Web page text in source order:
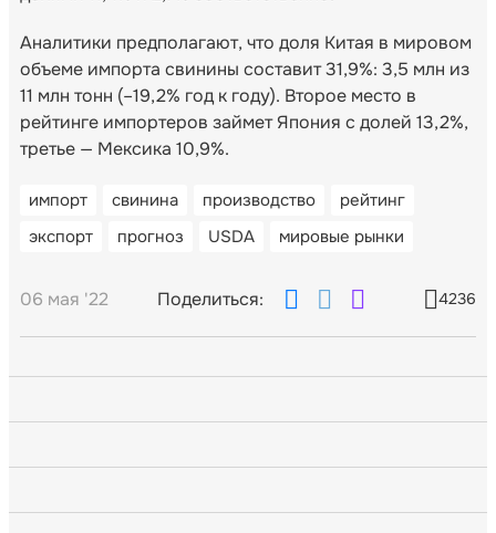
Аналитики предполагают, что доля Китая в мировом
объеме импорта свинины составит 31,9%: 3,5 млн из
11 млн тонн (–19,2% год к году). Второе место в
рейтинге импортеров займет Япония с долей 13,2%,
третье — Мексика 10,9%.
импорт свинина производство
рейтинг
экспорт
прогноз USDA мировые рынки
06 мая '22 Поделиться: 4236